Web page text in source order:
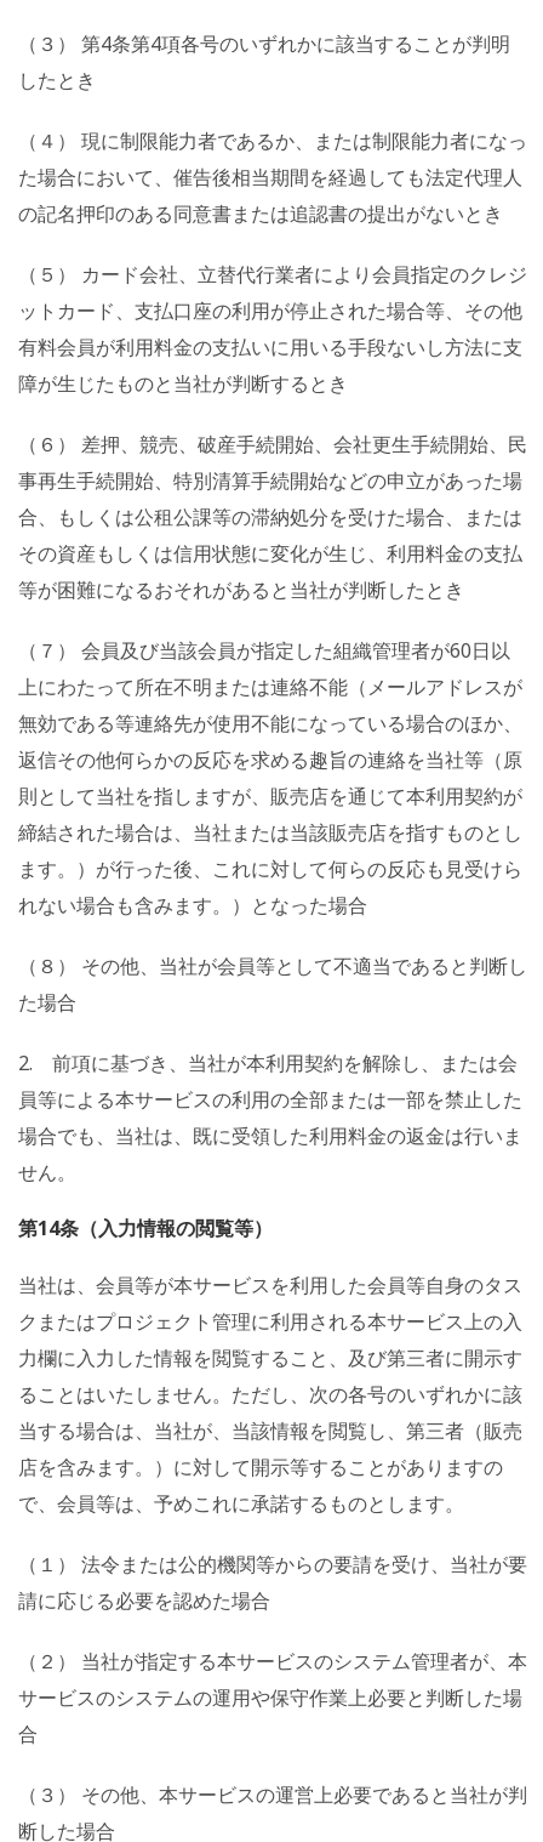
（３） 第4条第4項各号のいずれかに該当することが判明
したとき
（４） 現に制限能力者であるか、または制限能力者になっ
た場合において、催告後相当期間を経過しても法定代理人
の記名押印のある同意書または追認書の提出がないとき
（５） カード会社、立替代行業者により会員指定のクレジ
ットカード、支払口座の利用が停止された場合等、その他
有料会員が利用料金の支払いに用いる手段ないし方法に支
障が生じたものと当社が判断するとき
（６） 差押、競売、破産手続開始、会社更生手続開始、民
事再生手続開始、特別清算手続開始などの申立があった場
合、もしくは公租公課等の滞納処分を受けた場合、または
その資産もしくは信用状態に変化が生じ、利用料金の支払
等が困難になるおそれがあると当社が判断したとき
（７） 会員及び当該会員が指定した組織管理者が60日以
上にわたって所在不明または連絡不能（メールアドレスが
無効である等連絡先が使用不能になっている場合のほか、
返信その他何らかの反応を求める趣旨の連絡を当社等（原
則として当社を指しますが、販売店を通じて本利用契約が
締結された場合は、当社または当該販売店を指すものとし
ます。）が行った後、これに対して何らの反応も見受けら
れない場合も含みます。）となった場合
（８） その他、当社が会員等として不適当であると判断し
た場合
2. 前項に基づき、当社が本利用契約を解除し、または会
員等による本サービスの利用の全部または一部を禁止した
場合でも、当社は、既に受領した利用料金の返金は行いま
せん。
第14条（入力情報の閲覧等）
当社は、会員等が本サービスを利用した会員等自身のタス
クまたはプロジェクト管理に利用される本サービス上の入
力欄に入力した情報を閲覧すること、及び第三者に開示す
ることはいたしません。ただし、次の各号のいずれかに該
当する場合は、当社が、当該情報を閲覧し、第三者（販売
店を含みます。）に対して開示等することがありますの
で、会員等は、予めこれに承諾するものとします。
（１） 法令または公的機関等からの要請を受け、当社が要
請に応じる必要を認めた場合
（２） 当社が指定する本サービスのシステム管理者が、本
サービスのシステムの運用や保守作業上必要と判断した場
合
（３） その他、本サービスの運営上必要であると当社が判
断した場合